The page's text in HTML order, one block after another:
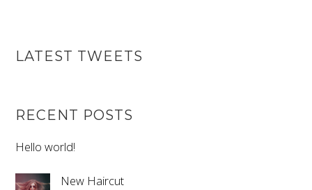
LATEST TWEETS
RECENT POSTS
Hello world!
New Haircut